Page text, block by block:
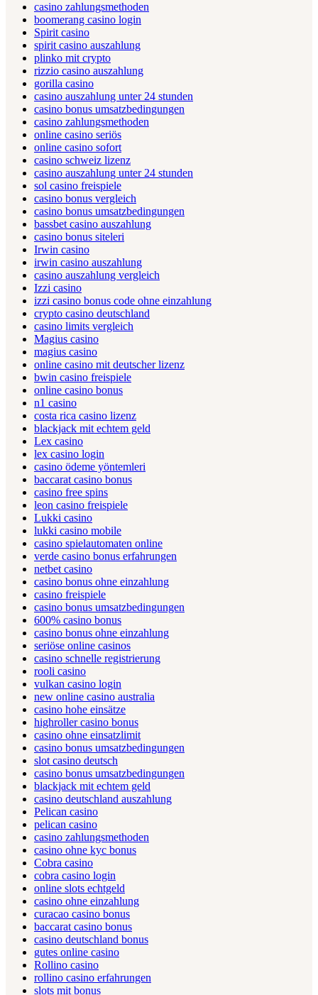
casino zahlungsmethoden
boomerang casino login
Spirit casino
spirit casino auszahlung
plinko mit crypto
rizzio casino auszahlung
gorilla casino
casino auszahlung unter 24 stunden
casino bonus umsatzbedingungen
casino zahlungsmethoden
online casino seriös
online casino sofort
casino schweiz lizenz
casino auszahlung unter 24 stunden
sol casino freispiele
casino bonus vergleich
casino bonus umsatzbedingungen
bassbet casino auszahlung
casino bonus siteleri
Irwin casino
irwin casino auszahlung
casino auszahlung vergleich
Izzi casino
izzi casino bonus code ohne einzahlung
crypto casino deutschland
casino limits vergleich
Magius casino
magius casino
online casino mit deutscher lizenz
bwin casino freispiele
online casino bonus
n1 casino
costa rica casino lizenz
blackjack mit echtem geld
Lex casino
lex casino login
casino ödeme yöntemleri
baccarat casino bonus
casino free spins
leon casino freispiele
Lukki casino
lukki casino mobile
casino spielautomaten online
verde casino bonus erfahrungen
netbet casino
casino bonus ohne einzahlung
casino freispiele
casino bonus umsatzbedingungen
600% casino bonus
casino bonus ohne einzahlung
seriöse online casinos
casino schnelle registrierung
rooli casino
vulkan casino login
new online casino australia
casino hohe einsätze
highroller casino bonus
casino ohne einsatzlimit
casino bonus umsatzbedingungen
slot casino deutsch
casino bonus umsatzbedingungen
blackjack mit echtem geld
casino deutschland auszahlung
Pelican casino
pelican casino
casino zahlungsmethoden
casino ohne kyc bonus
Cobra casino
cobra casino login
online slots echtgeld
casino ohne einzahlung
curacao casino bonus
baccarat casino bonus
casino deutschland bonus
gutes online casino
Rollino casino
rollino casino erfahrungen
slots mit bonus